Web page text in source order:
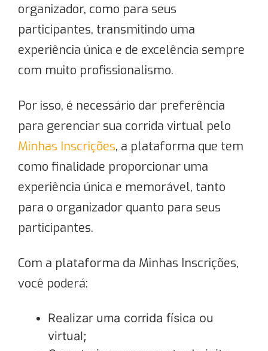
organizador, como para seus
participantes, transmitindo uma
experiência única e de excelência sempre
com muito profissionalismo.
Por isso, é necessário dar preferência
para gerenciar sua corrida virtual pelo
Minhas Inscrições, a plataforma que tem
como finalidade proporcionar uma
experiência única e memorável, tanto
para o organizador quanto para seus
participantes.
Com a plataforma da Minhas Inscrições,
você poderá:
Realizar uma corrida física ou
virtual;